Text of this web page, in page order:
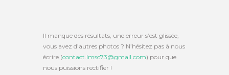
Il manque des résultats, une erreur s’est glissée,
vous avez d’autres photos ? N’hésitez pas à nous
écrire (contact.lmsc73@gmail.com) pour que
nous puissions rectifier !